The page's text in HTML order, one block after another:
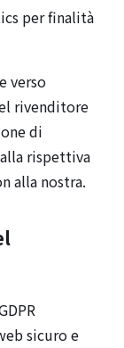
per finalità
verso
rivenditore
di
rispettiva
alla nostra.
sicuro e